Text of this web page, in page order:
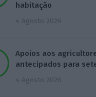
habitação
4 Agosto 2026
Apoios aos
antecipados para
4 Agosto 2026